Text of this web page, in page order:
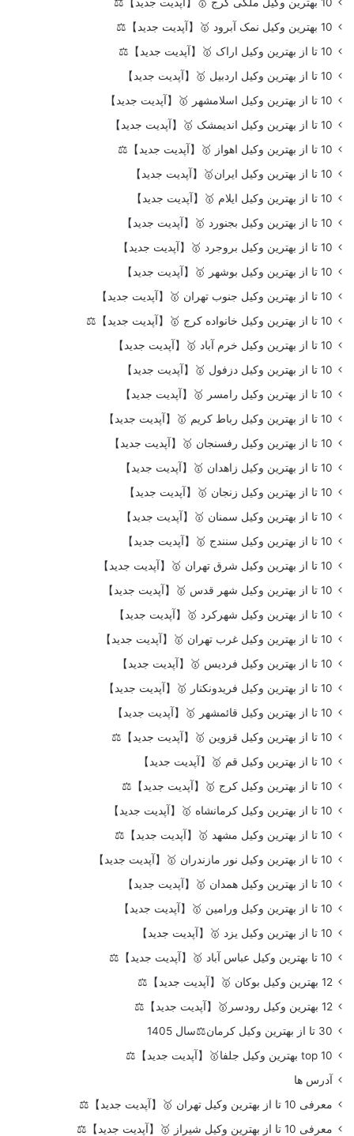
10 بهترین وکیل نمک آبرود 🥇【آپدیت جدید】⚖️
10 تا از بهترین وکیل اراک 🥇【آپدیت جدید】⚖️
10 تا از بهترین وکیل اردبیل 🥇【آپدیت جدید】
10 تا از بهترین وکیل اسلامشهر 🥇【آپدیت جدید】
10 تا از بهترین وکیل اندیمشک 🥇【آپدیت جدید】
10 تا از بهترین وکیل اهواز 🥇【آپدیت جدید】⚖️
10 تا از بهترین وکیل ایران🥇【آپدیت جدید】
10 تا از بهترین وکیل ایلام 🥇【آپدیت جدید】
10 تا از بهترین وکیل بجنورد 🥇【آپدیت جدید】
10 تا از بهترین وکیل بروجرد 🥇【آپدیت جدید】
10 تا از بهترین وکیل بوشهر 🥇【آپدیت جدید】
10 تا از بهترین وکیل جنوب تهران 🥇【آپدیت جدید】
10 تا از بهترین وکیل خانواده کرج 🥇【آپدیت جدید】⚖️
10 تا از بهترین وکیل خرم آباد 🥇【آپدیت جدید】
10 تا از بهترین وکیل دزفول 🥇【آپدیت جدید】
10 تا از بهترین وکیل رامسر 🥇【آپدیت جدید】
10 تا از بهترین وکیل رباط کریم 🥇【آپدیت جدید】
10 تا از بهترین وکیل رفسنجان 🥇【آپدیت جدید】
10 تا از بهترین وکیل زاهدان 🥇【آپدیت جدید】
10 تا از بهترین وکیل زنجان 🥇【آپدیت جدید】
10 تا از بهترین وکیل سمنان 🥇【آپدیت جدید】
10 تا از بهترین وکیل سنندج 🥇【آپدیت جدید】
10 تا از بهترین وکیل شرق تهران 🥇【آپدیت جدید】
10 تا از بهترین وکیل شهر قدس 🥇【آپدیت جدید】
10 تا از بهترین وکیل شهرکرد 🥇【آپدیت جدید】
10 تا از بهترین وکیل غرب تهران 🥇【آپدیت جدید】
10 تا از بهترین وکیل فردیس 🥇【آپدیت جدید】
10 تا از بهترین وکیل فریدونکنار 🥇【آپدیت جدید】
10 تا از بهترین وکیل قائمشهر 🥇【آپدیت جدید】
10 تا از بهترین وکیل قزوین 🥇【آپدیت جدید】⚖️
10 تا از بهترین وکیل قم 🥇【آپدیت جدید】
10 تا از بهترین وکیل کرج 🥇【آپدیت جدید】⚖️
10 تا از بهترین وکیل کرمانشاه 🥇【آپدیت جدید】
10 تا از بهترین وکیل مشهد 🥇【آپدیت جدید】⚖️
10 تا از بهترین وکیل نور مازندران 🥇【آپدیت جدید】
10 تا از بهترین وکیل همدان 🥇【آپدیت جدید】
10 تا از بهترین وکیل ورامین 🥇【آپدیت جدید】
10 تا از بهترین وکیل یزد 🥇【آپدیت جدید】
10 تا بهترین وکیل عباس آباد 🥇【آپدیت جدید】⚖️
12 بهترین وکیل بوکان 🥇【آپدیت جدید】⚖️
12 بهترین وکیل رودسر🥇【آپدیت جدید】⚖️
30 تا از بهترین وکیل کرمان⚖️سال 1405
top 10 بهترین وکیل جلفا🥇【آپدیت جدید】⚖️
آدرس ها
معرفی 10 تا از بهترین وکیل تهران 🥇【آپدیت جدید】⚖️
معرفی 10 تا از بهترین وکیل شیراز 🥇【آپدیت جدید】⚖️